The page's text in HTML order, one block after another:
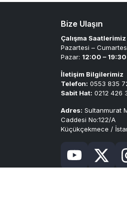
Bize Ulaşın
Çalışma Saatlerimiz
Pazartesi –
Pazar: 12:00 – 19:30
İletişim Bilgilerimiz
Telefon: 0553 835
Sabit Hat: 0212 426
Adres: Sultanmurat
Caddesi No:122/A
Küçükçekmece /